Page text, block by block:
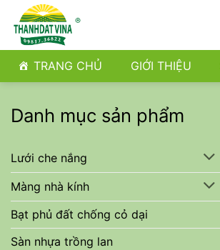
qua
dung TRANG CHỦ GIỚI THIỆU
Danh mục sản phẩm
Lưới che nắng
Màng nhà kính
Bạt phủ đất chống cỏ dại
Sàn nhựa trồng lan